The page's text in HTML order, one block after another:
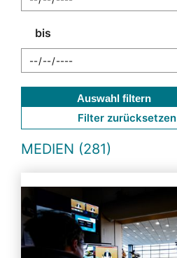
bis
Auswahl filtern
Filter zurücksetzen
MEDIEN (281)